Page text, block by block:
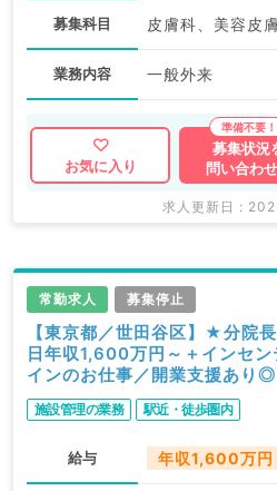
募集科目 皮膚科、美容皮
業務内容 一般外来
お気に入り
募集状況
問い合わ
求人更新日 :
常勤求人 募集停止
【東京都／世田谷区】★分院
日年収1,600万円～＋インセ
インのお仕事／開業支援あり◎
施設管理の業務 駅近・徒歩圏内
給与 年収1,600万